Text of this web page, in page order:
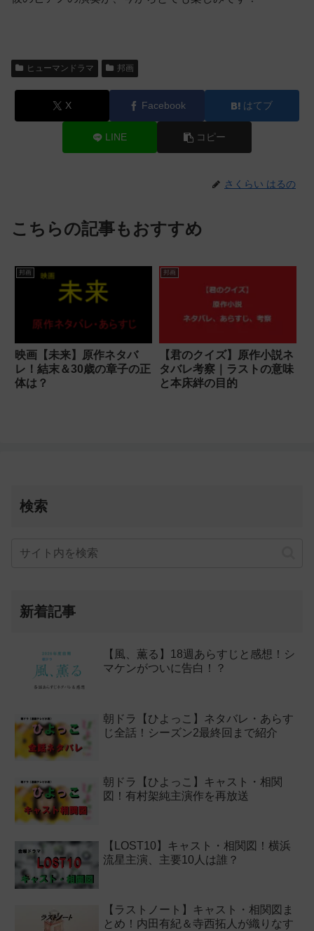
ヒューマンドラマ 邦画
X Facebook はてブ
LINE コピー
さくらい はるの
こちらの記事もおすすめ
邦画
映画【未来】原作ネタバ
レ！結末＆30歳の章子の正
体は？
邦画
【君のクイズ】原作小説ネ
タバレ考察｜ラストの意味
と本床絆の目的
検索
新着記事
【風、薫る】18週あらすじと感想！シ
マケンがついに告白！？
朝ドラ【ひよっこ】ネタバレ・あらす
じ全話！シーズン2最終回まで紹介
朝ドラ【ひよっこ】キャスト・相関
図！有村架純主演作を再放送
【LOST10】キャスト・相関図！横浜
流星主演、主要10人は誰？
【ラストノート】キャスト・相関図ま
とめ！内田有紀＆寺西拓人が織りなす